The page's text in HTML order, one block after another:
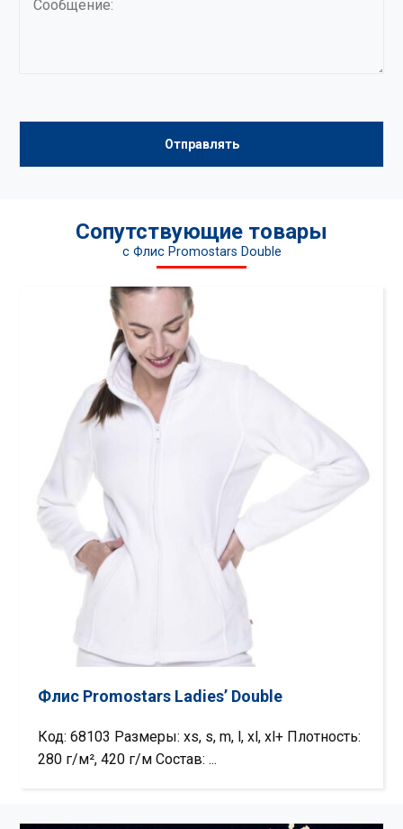
Сопутствующие товары
c Флис Promostars Double
Флис Promostars Ladies’ Double
Код: 68103 Размеры: xs, s, m, l, xl, xl+ Плотность:
280 г/м², 420 г/м Состав: ...